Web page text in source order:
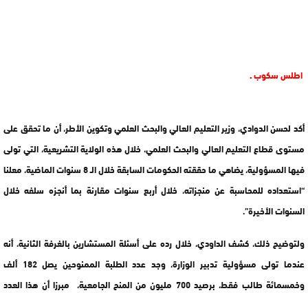
اطلس سكوب ـ
أكد لحسن الدوادي، وزير التعليم العالي والبحث العلمي وتكوين الأطر، أن ما تحقق على
مستوى قطاع التعليم العالي والبحث العلمي، خلال هذه الولاية التشريعية، التي تولى
فيها المسؤولية، يضاهي ما حققته الحكومات السابقة خلال الـ 8 سنوات الماضية، معلنا
“استعداده للمحاسبة عن منجزاته، خلال أربع سنوات مقارنة بما أنجزه سلفه خلال
السنوات الأخيرة”.
ولتوضيح ذلك، كشف الداودي، خلال رده على أسئلة المستشارين بالغرفة الثانية، أنه
عندما تولى مسؤولية تدبير الوزارة، وجد عدد الطلبة الممنوحين يصل 182 ألف
وخمسمائة طالب فقط، برصيد 700 مليون من المنح الجامعية، مبرزا أن هذا العدد